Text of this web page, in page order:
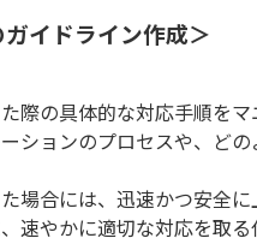
イドライン作成＞
際の具体的な対応手順を
ションのプロセスや、ど
場合には、迅速かつ安全
速やかに適切な対応を取る